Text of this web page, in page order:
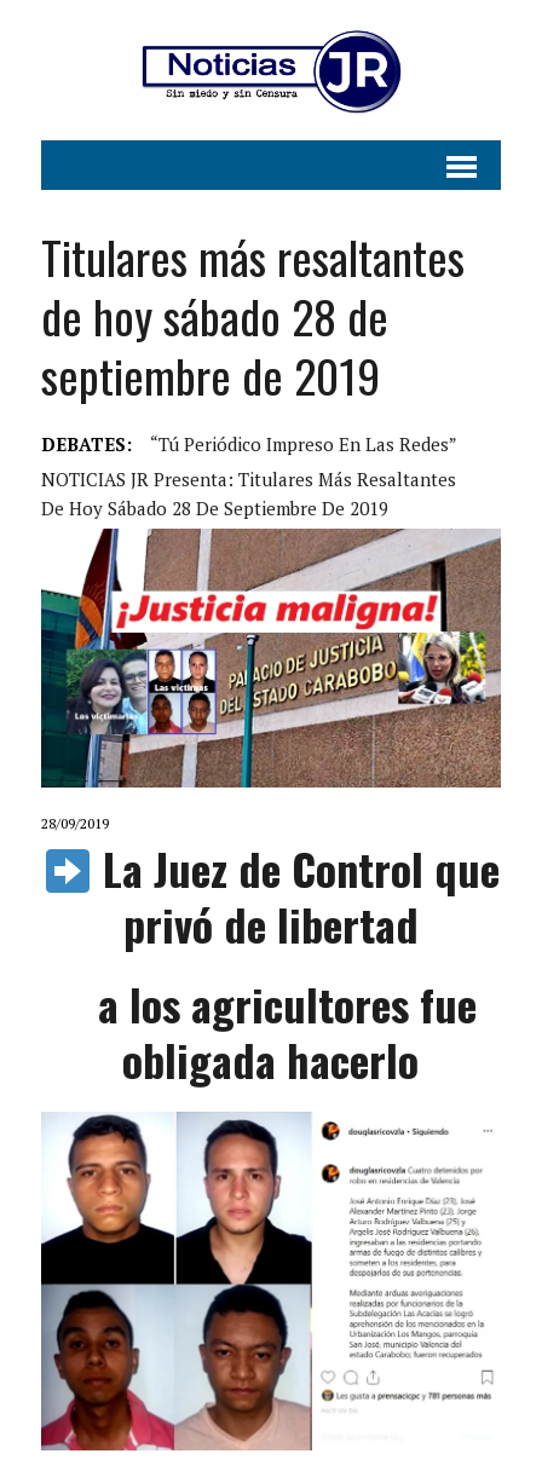
Titulares más resaltantes
de hoy sábado 28 de
septiembre de 2019
DEBATES:
“Tú Periódico Impreso En Las Redes”
NOTICIAS JR Presenta: Titulares Más Resaltantes
De Hoy Sábado 28 De Septiembre De 2019
28/09/2019
La Juez de Control que
privó de libertad
a los agricultores fue
obligada hacerlo